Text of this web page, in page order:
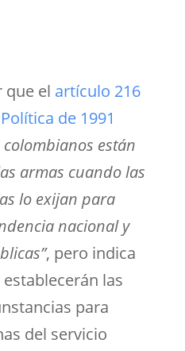
que el artículo 216
de 1991
colombianos están
armas cuando las
lo exijan para
nacional y
, pero indica
las
para
del servicio